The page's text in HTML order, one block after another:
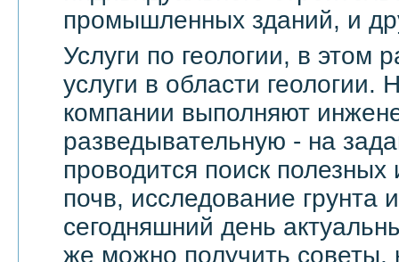
промышленных зданий, и
Услуги по геологии, в этом
услуги в области
компании выполняют
разведывательную - на
проводится поиск
почв, исследование грунта
сегодняшний день
же можно получить советы,